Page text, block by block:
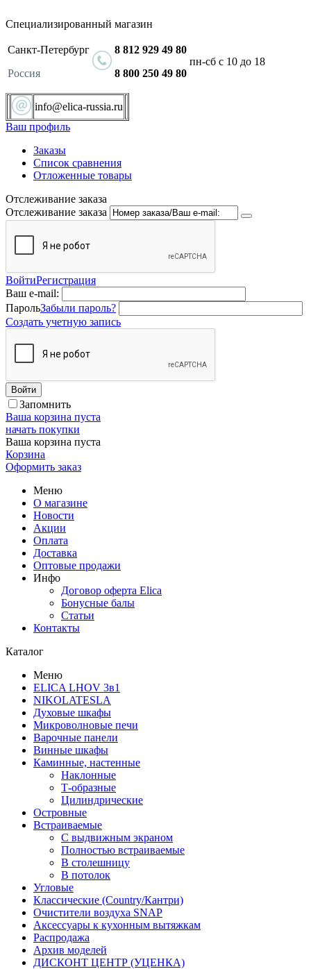
Специализированный магазин
Санкт-Петербург
Россия
8 812 929 49 80
8 800 250 49 80
пн-сб с 10 до 18
info@elica-russia.ru
Ваш профиль
Заказы
Список сравнения
Отложенные товары
Отслеживание заказа
Отслеживание заказа
ВойтиРегистрация
Ваш e-mail:
ПарольЗабыли пароль?
Создать учетную запись
Войти
Запомнить
Ваша корзина пуста
начать покупки
Ваша корзина пуста
Корзина
Оформить заказ
Меню
О магазине
Новости
Акции
Оплата
Доставка
Оптовые продажи
Инфо
Договор оферта Elica
Бонусные балы
Статьи
Контакты
Каталог
Меню
ELICA LHOV 3в1
NIKOLATESLA
Духовые шкафы
Микроволновые печи
Варочные панели
Винные шкафы
Каминные, настенные
Наклонные
Т-образные
Цилиндрические
Островные
Встраиваемые
С выдвижным экраном
Полностью встраиваемые
В столешницу
В потолок
Угловые
Классические (Country/Кантри)
Очистители воздуха SNAP
Аксессуары к кухонным вытяжкам
Распродажа
Архив моделей
ДИСКОНТ ЦЕНТР (УЦЕНКА)